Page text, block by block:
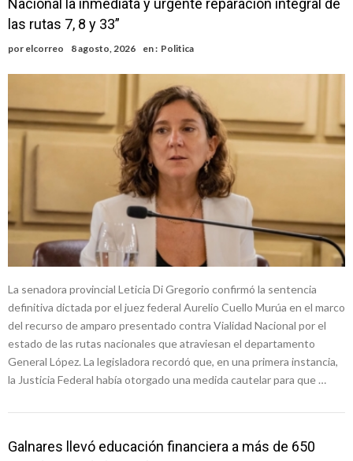
nacimiento
Inclusivo
Vassalli: en potencial y con fechas diferidas, la empresa reformula
sus anuncios a los trabajadores
Firmat: avanza la investigación de dos empleadas del Juzgado de
Faltas por presuntas irregularidades
Villada: el viento provocó el desprendimiento del techo del galpón
Violento robo en la zona rural de Firmat: maniataron a una pareja de
adultos mayores
Colecta solidaria de juguetes en Firmat para el EPI y el Hospital
Nacional la inmediata y urgente reparación integral de
las rutas 7, 8 y 33”
por elcorreo 8 agosto, 2026 en : Politica
La senadora provincial Leticia Di Gregorio confirmó la sentencia
definitiva dictada por el juez federal Aurelio Cuello Murúa en el marco
del recurso de amparo presentado contra Vialidad Nacional por el
estado de las rutas nacionales que atraviesan el departamento
General López. La legisladora recordó que, en una primera instancia,
la Justicia Federal había otorgado una medida cautelar para que …
Galnares llevó educación financiera a más de 650